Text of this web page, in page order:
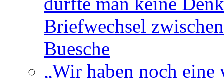
Briefwechsel
Buesche
„Wir haben noch